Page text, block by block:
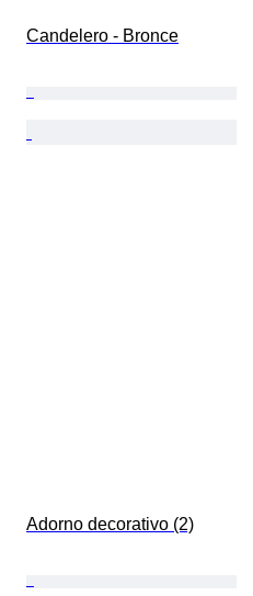
Candelero - Bronce
Adorno decorativo (2)